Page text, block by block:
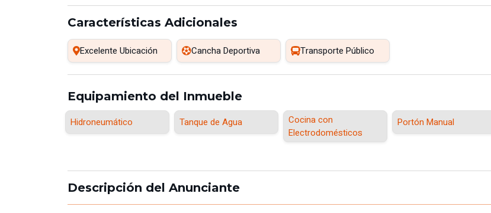
Características Adicionales
Excelente Ubicación Cancha Deportiva Transporte Público
Equipamiento del Inmueble
Hidroneumático Tanque de Agua
Cocina con
Electrodomésticos
Portón Manual
Descripción del Anunciante